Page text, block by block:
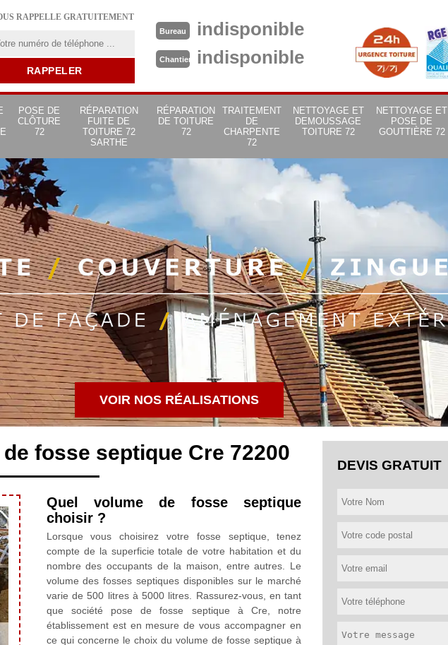
RAPPELLE GRATUITEMENT
Bureau indisponible
Chantier indisponible
POSE DE
CLÔTURE
72
RÉPARATION
FUITE DE
TOITURE 72
SARTHE
RÉPARATION
DE TOITURE
72
TRAITEMENT
DE
CHARPENTE
72
NETTOYAGE ET
DEMOUSSAGE
TOITURE 72
NETTOYAGE ET
POSE DE
GOUTTIÈRE 72
VOIR NOS RÉALISATIONS
fosse septique Cre 72200
Quel volume de fosse septique
choisir ?
Lorsque vous choisirez votre fosse septique, tenez
compte de la superficie totale de votre habitation et du
nombre des occupants de la maison, entre autres. Le
volume des fosses septiques disponibles sur le marché
varie de 500 litres à 5000 litres. Rassurez-vous, en tant
que société pose de fosse septique à Cre, notre
établissement est en mesure de vous accompagner en
ce qui concerne le choix du volume de fosse septique à
DEVIS GRATUIT